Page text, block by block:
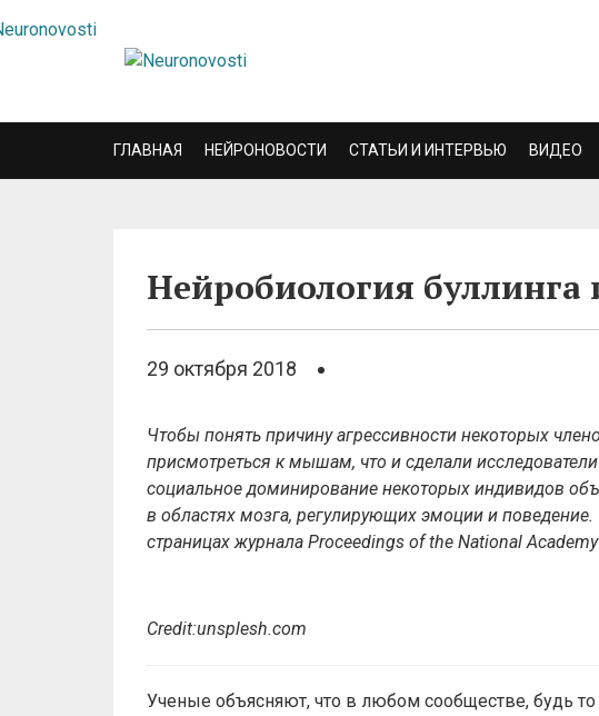
ГЛАВНАЯ НЕЙРОНОВОСТИ СТАТЬИ И ИНТЕРВЬЮ ВИДЕО
Нейробиология буллинга
29 октября 2018
Чтобы понять причину агрессивности некоторых
присмотреться к мышам, что и сделали
социальное доминирование некоторых индивидов
в областях мозга, регулирующих эмоции и
страницах журнала Proceedings of the National
Credit:unsplesh.com
Ученые объясняют, что в любом сообществе, будь